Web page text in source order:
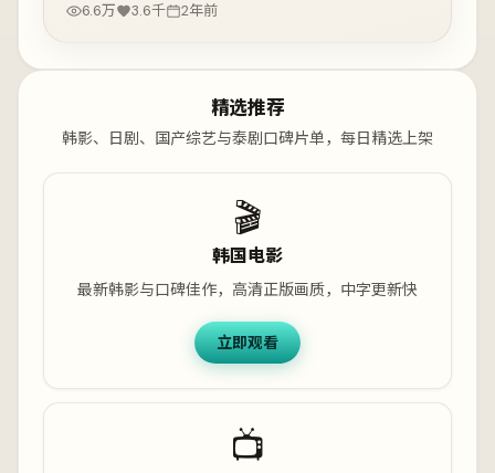
6.6万 3.6千 2年前
精选推荐
韩影、日剧、国产综艺与泰剧口碑片单，每日精选上架
🎬
韩国电影
最新韩影与口碑佳作，高清正版画质，中字更新快
立即观看
📺